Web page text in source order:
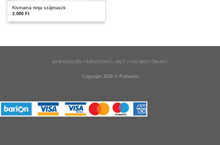
Kismama ninja szájmaszk
2.000 Ft
ADATKEZELÉSI TÁJÉKOZTATÓ | ÁSZF | FOGYASZTÓBARÁT
Copyright 2026 © Ruhadoki